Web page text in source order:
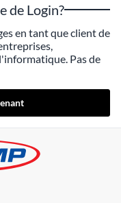
de Login?
en tant que client de
Pas de